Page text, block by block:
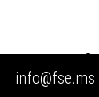
info@fse.ms